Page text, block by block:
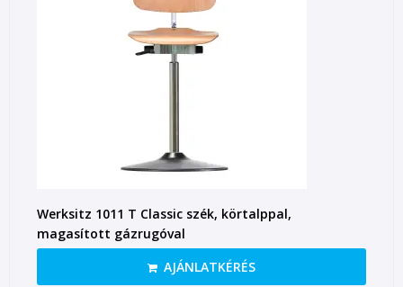
Werksitz 1011 T Classic szék, körtalppal,
magasított gázrugóval
AJÁNLATKÉRÉS